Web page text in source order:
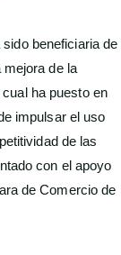
beneficiaria de
de la
ha puesto en
impulsar el uso
de las
con el apoyo
de Comercio de